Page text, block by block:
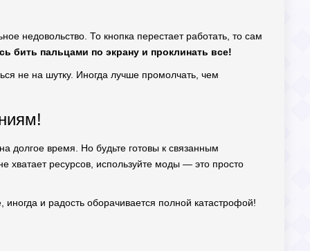
недовольство. То кнопка перестает работать, то сам
бить пальцами по экрану и проклинать все!
не на шутку. Иногда лучше промолчать, чем
долгое время. Но будьте готовы к связанным
хватает ресурсов, используйте моды — это просто
и радость оборачивается полной катастрофой!